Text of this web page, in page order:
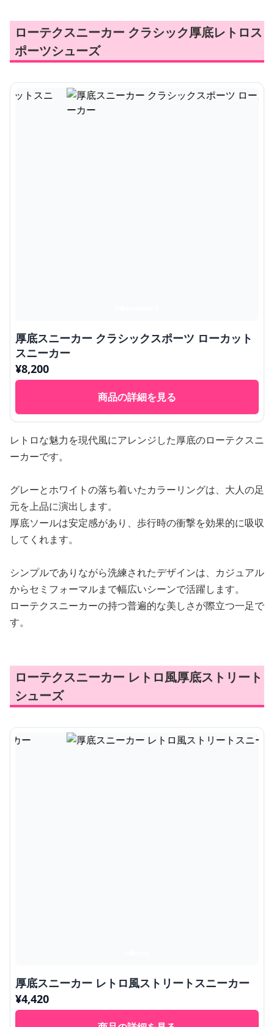
ローテクスニーカー クラシック厚底レトロス
ポーツシューズ
厚底スニーカー クラシックスポーツ ローカット
スニーカー
¥8,200
商品の詳細を見る
レトロな魅力を現代風にアレンジした厚底のローテクスニ
ーカーです。
グレーとホワイトの落ち着いたカラーリングは、大人の足
元を上品に演出します。
厚底ソールは安定感があり、歩行時の衝撃を効果的に吸収
してくれます。
シンプルでありながら洗練されたデザインは、カジュアル
からセミフォーマルまで幅広いシーンで活躍します。
ローテクスニーカーの持つ普遍的な美しさが際立つ一足で
す。
ローテクスニーカー レトロ風厚底ストリート
シューズ
厚底スニーカー レトロ風ストリートスニーカー
¥4,420